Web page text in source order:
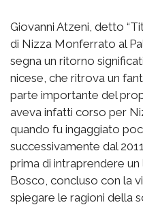
Giovanni Atzeni, detto
di Nizza Monferrato al
segna un ritorno
nicese, che ritrova un
parte importante del
aveva infatti corso per
quando fu ingaggiato
successivamente dal
prima di intraprendere
Bosco, concluso con la
spiegare le ragioni della